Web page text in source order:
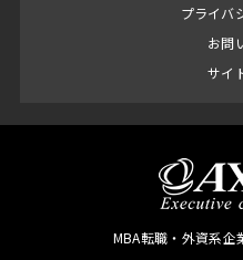
プライバ
お問
サイ
MBA転職・外資系企